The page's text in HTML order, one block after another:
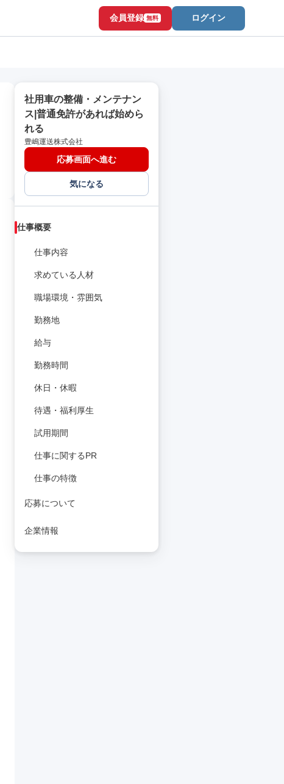
会員登録 無料 ログイン
社用車の整備・メンテナン
ス|普通免許があれば始めら
れる
豊嶋運送株式会社
応募画面へ進む
気になる
仕事概要
仕事内容
求めている人材
職場環境・雰囲気
勤務地
給与
勤務時間
休日・休暇
待遇・福利厚生
試用期間
仕事に関するPR
仕事の特徴
応募について
企業情報